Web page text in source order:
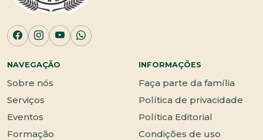
NAVEGAÇÃO
Sobre nós
Serviços
Eventos
Formação
INFORMAÇÕES
Faça parte da família
Política de privacidade
Política Editorial
Condições de uso